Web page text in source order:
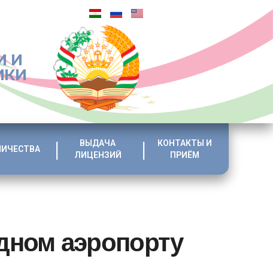
И
ВЫДАЧА
ЛИЦЕНЗИЙ
КОНТАКТЫ И
ПРИЁМ
аэропорту